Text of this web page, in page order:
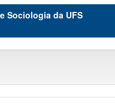
Sociologia da UFS